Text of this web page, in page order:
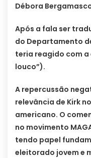
Débora
Após a fala ser
do Departamento
teria reagido com a
louco”).
A repercussão
relevância de Kirk
americano. O
no movimento
tendo papel
eleitorado jovem e